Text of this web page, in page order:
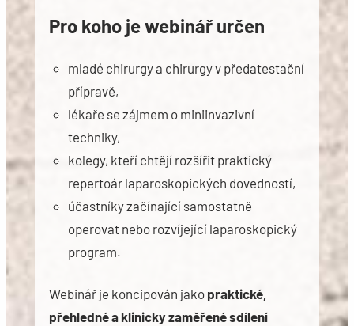
Pro koho je webinář určen
mladé chirurgy a chirurgy v předatestační
přípravě,
lékaře se zájmem o miniinvazivní
techniky,
kolegy, kteří chtějí rozšířit praktický
repertoár laparoskopických dovedností,
účastníky začínající samostatně
operovat nebo rozvíjející laparoskopický
program.
Webinář je koncipován jako praktické,
přehledné a klinicky zaměřené sdílení